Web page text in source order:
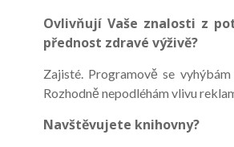
Ovlivňují Vaše znalosti z
přednost zdravé výživě?
Zajisté. Programově se
Rozhodně nepodléhám vlivu
Navštěvujete knihovny?